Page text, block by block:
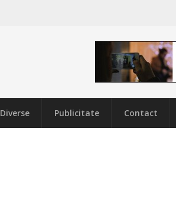
Diverse Publicitate Contact